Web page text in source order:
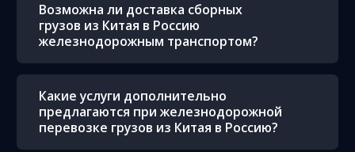
Возможна ли доставка сборных
грузов из Китая в Россию
железнодорожным транспортом?
Какие услуги дополнительно
предлагаются при железнодорожной
перевозке грузов из Китая в Россию?